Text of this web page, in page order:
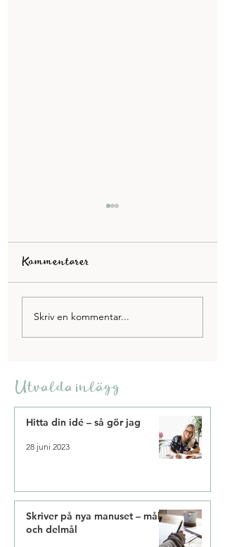
Pauser som ger mer
energi
Kommentarer
Skriv en kommentar...
Utvalda inlägg
Hitta din idé – så gör jag
28 juni 2023
Skriver på nya manuset – mål
och delmål